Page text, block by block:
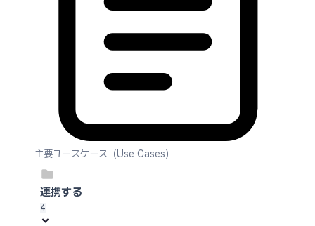
主要ユースケース（Use Cases）
連携する
4